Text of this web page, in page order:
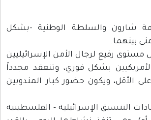
شارون والسلطة الوطنية -بشكل
بينهما.
رفيع لرجال الأمن الإسرائيليين
بشكل فوري، وتنعقد مجدداً
الأقل، ويكون حضور كبار المندوبين
التنسيق الإسرائيلية - الفلسطينية